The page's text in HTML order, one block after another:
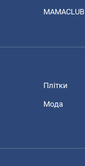
MAMACLUB
Плітки
Мода